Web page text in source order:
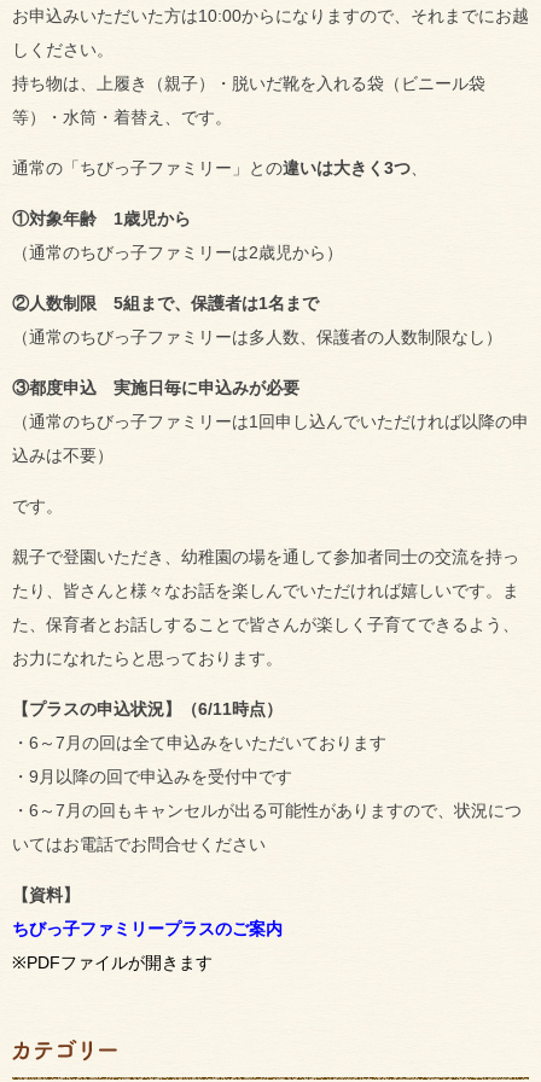
お申込みいただいた方は10:00からになりますので、それまでにお越
しください。
持ち物は、上履き（親子）・脱いだ靴を入れる袋（ビニール袋
等）・水筒・着替え、です。
通常の「ちびっ子ファミリー」との違いは大きく3つ
①対象年齢 1歳児から
（通常のちびっ子ファミリーは2歳児から）
②人数制限 5組まで、保護者は1名まで
（通常のちびっ子ファミリーは多人数、保護者の人数制限なし）
③都度申込 実施日毎に申込みが必要
（通常のちびっ子ファミリーは1回申し込んでいただければ以降の申
込みは不要）
です。
親子で登園いただき、幼稚園の場を通して参加者同士の交流を持っ
たり、皆さんと様々なお話を楽しんでいただければ嬉しいです。ま
た、保育者とお話しすることで皆さんが楽しく子育てできるよう、
お力になれたらと思っております。
【プラスの申込状況】（6/11時点）
・6～7月の回は全て申込みをいただいております
・9月以降の回で申込みを受付中です
・6～7月の回もキャンセルが出る可能性がありますので、状況につ
いてはお電話でお問合せください
【資料】
ちびっ子ファミリープラスのご案内
※PDFファイルが開きます